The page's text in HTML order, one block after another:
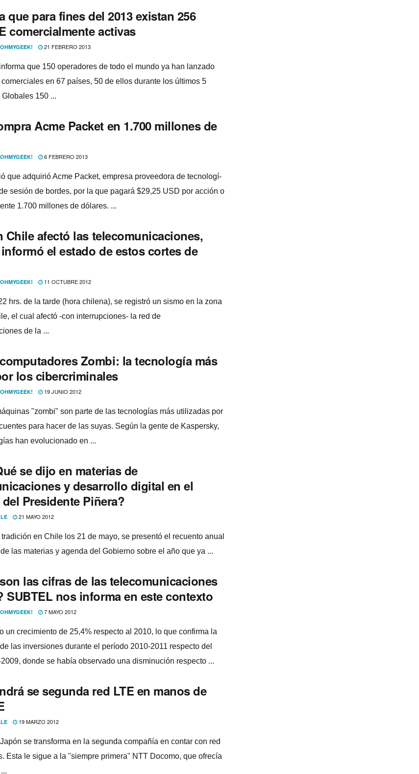
que para fines del 2013 existan 256
comercialmente activas
21 FEBRERO 2013
que 150 operadores de todo el mundo ya han lanzado
en 67 paí­ses, 50 de ellos durante los últimos 5
150 ...
Acme Packet en 1.700 millones de
6 FEBRERO 2013
que adquirió Acme Packet, empresa proveedora de tecnologí­
sesión de bordes, por la que pagará $29,25 USD por acción o
1.700 millones de dólares. ...
Chile afectó las telecomunicaciones,
el estado de estos cortes de
11 OCTUBRE 2012
hrs. de la tarde (hora chilena), se registró un sismo en la zona
el cual afectó -con interrupciones- la red de
de la ...
Zombi: la tecnologí­a más
los cibercriminales
19 JUNIO 2012
"zombi" son parte de las tecnologí­as más utilizadas por
para hacer de las suyas. Según la gente de Kaspersky,
han evolucionado en ...
se dijo en materias de
y desarrollo digital en el
Presidente Piñera?
21 MAYO 2012
tradición en Chile los 21 de mayo, se presentó el recuento anual
las materias y agenda del Gobierno sobre el año que ya ...
las cifras de las telecomunicaciones
SUBTEL nos informa en este contexto
7 MAYO 2012
un crecimiento de 25,4% respecto al 2010, lo que confirma la
las inversiones durante el perí­odo 2010-2011 respecto del
donde se habí­a observado una disminución respecto ...
se segunda red LTE en manos de
19 MARZO 2012
se transforma en la segunda compañí­a en contar con red
Esta le sigue a la "siempre primera" NTT Docomo, que ofrecí­a